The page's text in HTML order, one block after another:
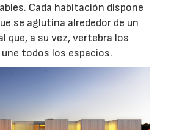
Cada habitación dispone
se aglutina alrededor de un
que, a su vez, vertebra los
todos los espacios.